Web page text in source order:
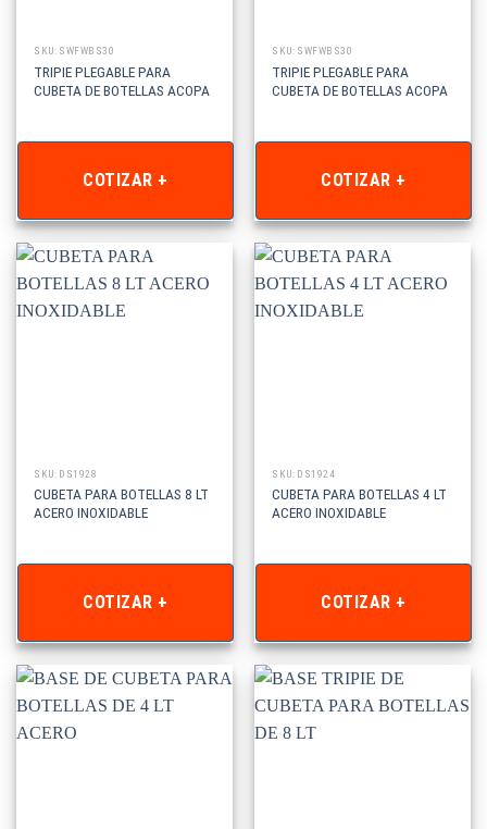
SKU: SWFWBS30
TRIPIE PLEGABLE PARA
CUBETA DE BOTELLAS ACOPA
COTIZAR +
SKU: SWFWBS30
TRIPIE PLEGABLE PARA
CUBETA DE BOTELLAS ACOPA
COTIZAR +
SKU: DS1928
CUBETA PARA BOTELLAS 8 LT
ACERO INOXIDABLE
COTIZAR +
SKU: DS1924
CUBETA PARA BOTELLAS 4 LT
ACERO INOXIDABLE
COTIZAR +